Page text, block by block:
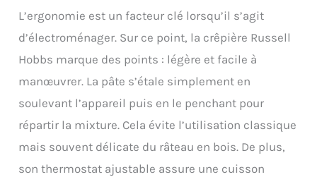
L’ergonomie est un facteur clé lorsqu’il s’agit
d’électroménager. Sur ce point, la crêpière Russell
Hobbs marque des points : légère et facile à
manœuvrer. La pâte s’étale simplement en
soulevant l’appareil puis en le penchant pour
répartir la mixture. Cela évite l’utilisation classique
mais souvent délicate du râteau en bois. De plus,
son thermostat ajustable assure une cuisson